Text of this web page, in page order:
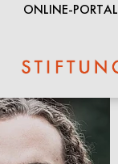
zum
Inhalt
ONLINE-PORTAL